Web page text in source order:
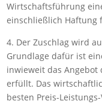
Wirtschaftsführung
einschließlich Haftung
4. Der Zuschlag wird
Grundlage dafür ist
inwieweit das Angebot
erfüllt. Das
besten Preis-